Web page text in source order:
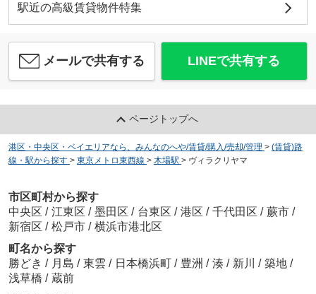
駅近の高級賃貸物件特集
メールで共有する LINEで共有する
ページトップへ
港区・中央区・ベイエリアなら、みんなのへや/賃貸/購入/売却/管理 > (賃貸)路
線・駅から探す > 東京メトロ東西線 > 木場駅 > ヴィラクリヤマ
市区町村から探す
中央区 / 江東区 / 墨田区 / 台東区 / 港区 / 千代田区 / 蕨市 /
新宿区 / 松戸市 / 横浜市港北区
町名から探す
勝どき / 月島 / 東雲 / 日本橋浜町 / 豊洲 / 湊 / 新川 / 築地 /
浅草橋 / 蔵前